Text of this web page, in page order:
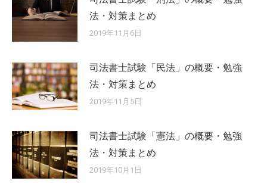
法・対策まとめ
2019年11月6日
司法書士試験「民法」の概要・勉強
法・対策まとめ
2019年11月5日
司法書士試験「憲法」の概要・勉強
法・対策まとめ
2019年10月1日